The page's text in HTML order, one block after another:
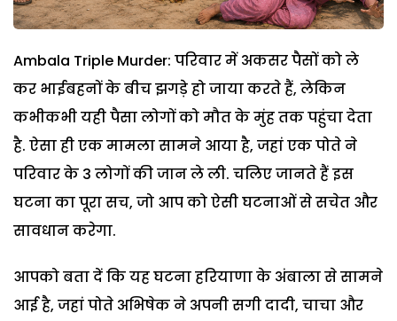
Ambala Triple Murder: परिवार में अकसर पैसों को ले
कर भाईबहनों के बीच झगड़े हो जाया करते हैं, लेकिन
कभीकभी यही पैसा लोगों को मौत के मुंह तक पहुंचा देता
है. ऐसा ही एक मामला सामने आया है, जहां एक पोते ने
परिवार के 3 लोगों की जान ले ली. चलिए जानते हैं इस
घटना का पूरा सच, जो आप को ऐसी घटनाओं से सचेत और
सावधान करेगा.
आपको बता दें कि यह घटना हरियाणा के अंबाला से सामने
आई है, जहां पोते अभिषेक ने अपनी सगी दादी, चाचा और